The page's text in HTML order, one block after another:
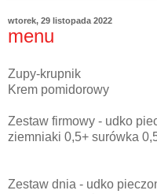
wtorek, 29 listopada 2022
menu
Zupy-krupnik
Krem pomidorowy
Zestaw firmowy - udko
ziemniaki 0,5+ surówka
Zestaw dnia - udko